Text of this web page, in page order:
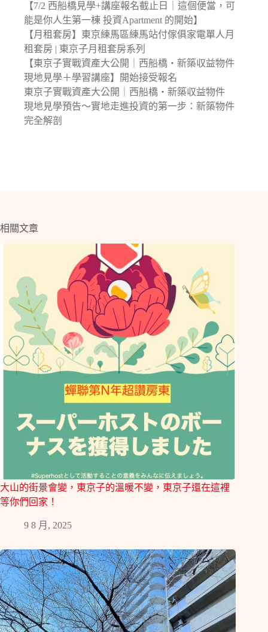
【7/2 西船橋見學+講座報名截止日｜這個便當，可
能是你人生第一棟 投資Apartment 的開始】
【月租套房】東京練馬區練馬站付傢俱家電單人月
租套房 | 東京子月租套房系列
【東京子實戰資產大公開｜西船橋・新築収益物件
現地見學＋學習講座】開始接受報名
東京子實戰資產大公開｜西船橋・新築収益物件
現地見學預告〜實地走進投資的第一步：新築物件
完全解剖
相關文章
大山的街景會變，東京子的溫暖不變，東京子還在這裡
等你們回家！
9 8 月, 2025